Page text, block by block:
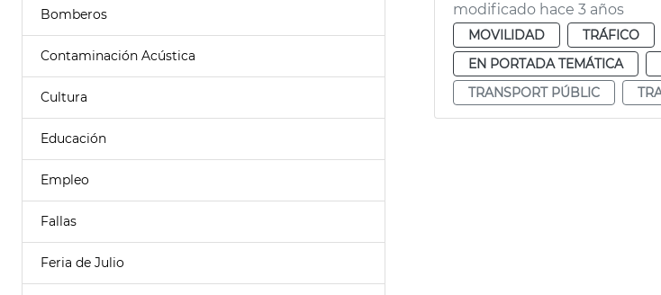
Bomberos
Contaminación Acústica
Cultura
Educación
Empleo
Fallas
Feria de Julio
modificado hace 3 años
MOVILIDAD TRÁFICO
EN PORTADA TEMÁTICA
TRANSPORT PÚBLIC